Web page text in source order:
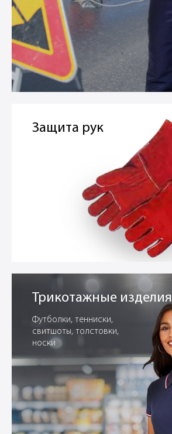
Защита рук
Трикотажные изделия
Футболки, тенниски,
свитшоты, толстовки,
носки